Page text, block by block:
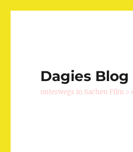
Dagies Blog
unterwegs in Sachen Film